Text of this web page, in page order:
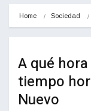
Home Sociedad
A qué
tiempo
Nuevo